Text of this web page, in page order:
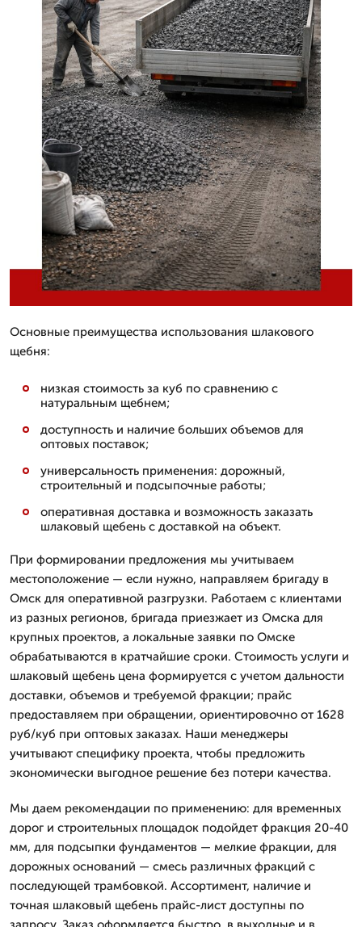
Основные преимущества использования шлакового
щебня:
низкая стоимость за куб по сравнению с
натуральным щебнем;
доступность и наличие больших объемов для
оптовых поставок;
универсальность применения: дорожный,
строительный и подсыпочные работы;
оперативная доставка и возможность заказать
шлаковый щебень с доставкой на объект.
При формировании предложения мы учитываем
местоположение — если нужно, направляем бригаду в
Омск для оперативной разгрузки. Работаем с клиентами
из разных регионов, бригада приезжает из Омска для
крупных проектов, а локальные заявки по Омске
обрабатываются в кратчайшие сроки. Стоимость услуги и
шлаковый щебень цена формируется с учетом дальности
доставки, объемов и требуемой фракции; прайс
предоставляем при обращении, ориентировочно от 1628
руб/куб при оптовых заказах. Наши менеджеры
учитывают специфику проекта, чтобы предложить
экономически выгодное решение без потери качества.
Мы даем рекомендации по применению: для временных
дорог и строительных площадок подойдет фракция 20-40
мм, для подсыпки фундаментов — мелкие фракции, для
дорожных оснований — смесь различных фракций с
последующей трамбовкой. Ассортимент, наличие и
точная шлаковый щебень прайс-лист доступны по